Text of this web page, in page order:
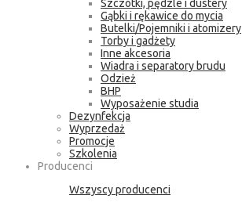
Szczotki, pędzle i dustery
Gąbki i rękawice do mycia
Butelki/Pojemniki i atomizery
Torby i gadżety
Inne akcesoria
Wiadra i separatory brudu
Odzież
BHP
Wyposażenie studia
Dezynfekcja
Wyprzedaż
Promocje
Szkolenia
Producenci
Wszyscy producenci